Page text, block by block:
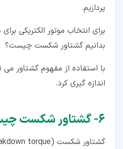
پردازیم.
برای انتخاب موتور الکتریکی
بدانیم گشتاور شکست چیست؟
با استفاده از مفهوم گشتاور
اندازه گیری کرد.
۶‏- گشتاور شکست چیست؟